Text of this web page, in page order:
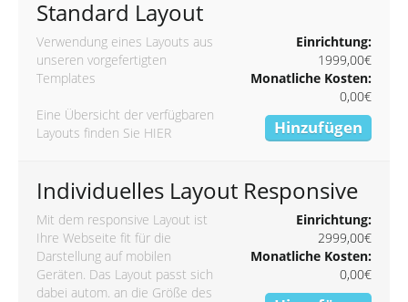
Standard Layout
Verwendung eines Layouts aus
unseren vorgefertigten
Templates
Eine Übersicht der verfügbaren
Layouts finden Sie HIER
Einrichtung:
1999,00€
Monatliche Kosten:
0,00€
Hinzufügen
Individuelles Layout Responsive
Mit dem responsive Layout ist
Ihre Webseite fit für die
Darstellung auf mobilen
Geräten. Das Layout passt sich
dabei autom. an die Größe des
Einrichtung:
2999,00€
Monatliche Kosten:
0,00€